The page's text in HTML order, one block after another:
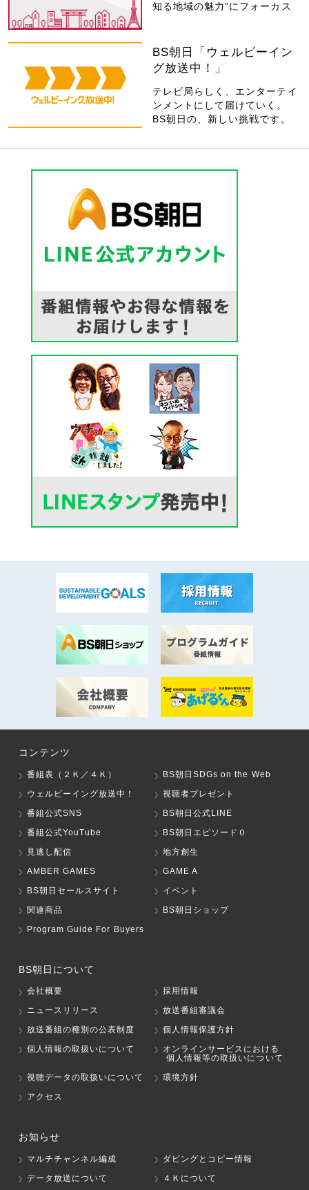
知る地域の魅力”にフォーカス
BS朝日「ウェルビーイン
グ放送中！」
テレビ局らしく、エンターテイ
ンメントにして届けていく。
BS朝日の、新しい挑戦です。
コンテンツ
番組表（２Ｋ／４Ｋ）
BS朝日SDGs on the Web
ウェルビーイング放送中！
視聴者プレゼント
番組公式SNS
BS朝日公式LINE
番組公式YouTube
BS朝日エピソード０
見逃し配信
地方創生
AMBER GAMES
GAME A
BS朝日セールスサイト
イベント
関連商品
BS朝日ショップ
Program Guide For Buyers
BS朝日について
会社概要
採用情報
ニュースリリース
放送番組審議会
放送番組の種別の公表制度
個人情報保護方針
個人情報の取扱いについて
オンラインサービスにおける
個人情報等の取扱いについて
視聴データの取扱いについて
環境方針
アクセス
お知らせ
マルチチャンネル編成
ダビングとコピー情報
データ放送について
４Ｋについて